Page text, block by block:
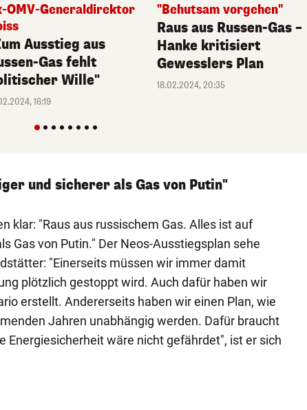
OMV-Generaldirektor
Ausstieg aus
Gas fehlt
Wille"
16:19
"Behutsam vorgehen"
Raus aus Russen-Gas –
Hanke kritisiert
Gewesslers Plan
18.02.2024, 20:35
und sicherer als Gas von Putin"
klar: "Raus aus russischem Gas. Alles ist auf
Gas von Putin." Der Neos-Ausstiegsplan sehe
"Einerseits müssen wir immer damit
plötzlich gestoppt wird. Auch dafür haben wir
erstellt. Andererseits haben wir einen Plan, wie
Jahren unabhängig werden. Dafür braucht
Energiesicherheit wäre nicht gefährdet", ist er sich